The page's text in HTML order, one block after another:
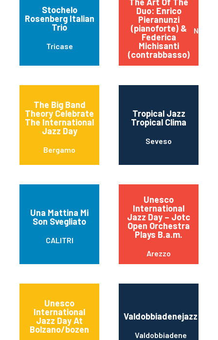
Stochelo
Rosenberg Italian
Trio
Tricase
Duo: Enrico
Pieranunzi
(pianoforte) &
Federica
Michisanti
(contrabbasso)
Napoli
The Big Band
Theory Celebrate
The International
Jazz Day
Bergamo
Tropical Jazz
Tropical Clima
Seveso
Una Mattina Mi
Son Svegliato
CALITRI
Unesco
International
Jazz Day – Jotc
Open Orchestra
Plays B.a.m.
Arezzo
Unesco
International
Jazz Day At
Bolzano/bozen
Valdobbiadenejazz
Valdobbiadene